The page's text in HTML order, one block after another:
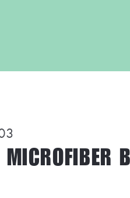
MICROFIBER